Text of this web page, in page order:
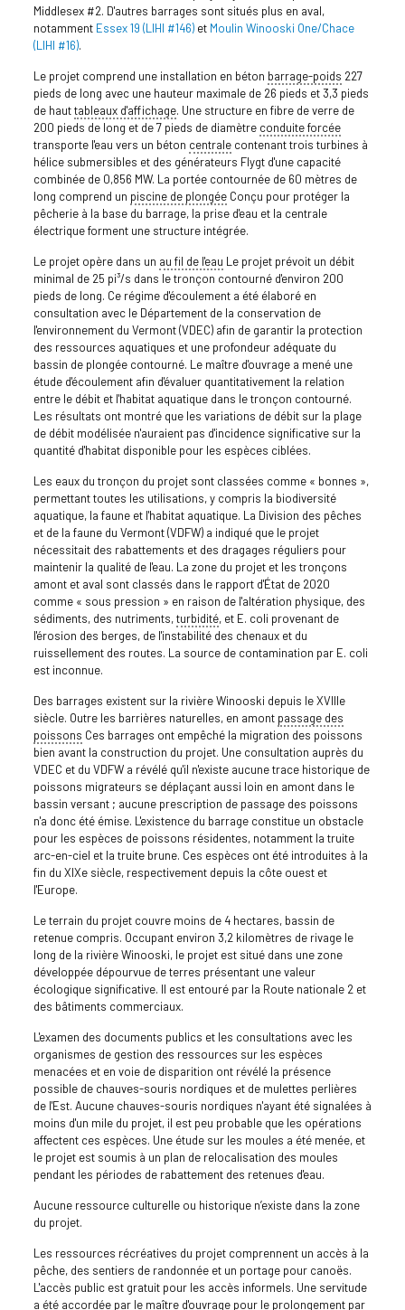
Middlesex #2. D'autres barrages sont situés plus en aval,
notamment Essex 19 (LIHI #146)et Moulin Winooski One/Chace
(LIHI #16).
Le projet comprend une installation en béton barrage-poids 227
pieds de long avec une hauteur maximale de 26 pieds et 3,3 pieds
de hauttableaux d'affichage. Une structure en fibre de verre de
200 pieds de long et de 7 pieds de diamètre conduite forcée
transporte l'eau vers un béton centralecontenant trois turbines à
hélice submersibles et des générateurs Flygt d'une capacité
combinée de 0,856 MW. La portée contournée de 60 mètres de
long comprend un piscine de plongéeConçu pour protéger la
pêcherie à la base du barrage, la prise d'eau et la centrale
électrique forment une structure intégrée.
Le projet opère dans un au fil de l'eau Le projet prévoit un débit
minimal de 25 pi³/s dans le tronçon contourné d'environ 200
pieds de long. Ce régime d'écoulement a été élaboré en
consultation avec le Département de la conservation de
l'environnement du Vermont (VDEC) afin de garantir la protection
des ressources aquatiques et une profondeur adéquate du
bassin de plongée contourné. Le maître d'ouvrage a mené une
étude d'écoulement afin d'évaluer quantitativement la relation
entre le débit et l'habitat aquatique dans le tronçon contourné.
Les résultats ont montré que les variations de débit sur la plage
de débit modélisée n'auraient pas d'incidence significative sur la
quantité d'habitat disponible pour les espèces ciblées.
Les eaux du tronçon du projet sont classées comme « bonnes »,
permettant toutes les utilisations, y compris la biodiversité
aquatique, la faune et l'habitat aquatique. La Division des pêches
et de la faune du Vermont (VDFW) a indiqué que le projet
nécessitait des rabattements et des dragages réguliers pour
maintenir la qualité de l'eau. La zone du projet et les tronçons
amont et aval sont classés dans le rapport d'État de 2020
comme « sous pression » en raison de l'altération physique, des
sédiments, des nutriments,turbidité, et E. coli provenant de
l'érosion des berges, de l'instabilité des chenaux et du
ruissellement des routes. La source de contamination par E. coli
est inconnue.
Des barrages existent sur la rivière Winooski depuis le XVIIIe
siècle. Outre les barrières naturelles, en amont passage des
poissons Ces barrages ont empêché la migration des poissons
bien avant la construction du projet. Une consultation auprès du
VDEC et du VDFW a révélé qu'il n'existe aucune trace historique de
poissons migrateurs se déplaçant aussi loin en amont dans le
bassin versant ; aucune prescription de passage des poissons
n'a donc été émise. L'existence du barrage constitue un obstacle
pour les espèces de poissons résidentes, notamment la truite
arc-en-ciel et la truite brune. Ces espèces ont été introduites à la
fin du XIXe siècle, respectivement depuis la côte ouest et
l'Europe.
Le terrain du projet couvre moins de 4 hectares, bassin de
retenue compris. Occupant environ 3,2 kilomètres de rivage le
long de la rivière Winooski, le projet est situé dans une zone
développée dépourvue de terres présentant une valeur
écologique significative. Il est entouré par la Route nationale 2 et
des bâtiments commerciaux.
L'examen des documents publics et les consultations avec les
organismes de gestion des ressources sur les espèces
menacées et en voie de disparition ont révélé la présence
possible de chauves-souris nordiques et de mulettes perlières
de l'Est. Aucune chauves-souris nordiques n'ayant été signalées à
moins d'un mile du projet, il est peu probable que les opérations
affectent ces espèces. Une étude sur les moules a été menée, et
le projet est soumis à un plan de relocalisation des moules
pendant les périodes de rabattement des retenues d'eau.
Aucune ressource culturelle ou historique n’existe dans la zone
du projet.
Les ressources récréatives du projet comprennent un accès à la
pêche, des sentiers de randonnée et un portage pour canoës.
L'accès public est gratuit pour les accès informels. Une servitude
a été accordée par le maître d'ouvrage pour le prolongement par